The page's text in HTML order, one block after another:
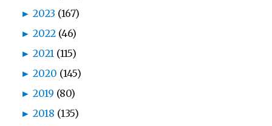
► 2023 (167)
► 2022 (46)
► 2021 (115)
► 2020 (145)
► 2019 (80)
► 2018 (135)